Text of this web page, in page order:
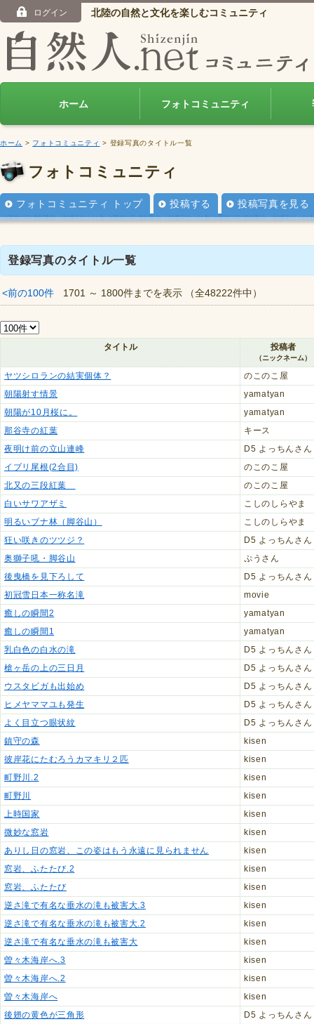
ログイン 北陸の自然と文化を楽しむコミュニティ
ホーム フォトコミュニティ
ホーム > フォトコミュニティ > 登録写真のタイトル一覧
フォトコミュニティ
フォトコミュニティ トップ 投稿する 投稿写真を見る
登録写真のタイトル一覧
<前の100件 1701 ～ 1800件までを表示 （全48222件中）
タイトル 投稿者
（ニックネーム）
ヤツシロランの結実個体？
のこのこ屋
朝陽射す情景
yamatyan
朝陽が10月桜に。
yamatyan
那谷寺の紅葉
キース
夜明け前の立山連峰
D5 よっちんさん
イブリ尾根(2合目)
のこのこ屋
北又の三段紅葉
のこのこ屋
白いサワアザミ
こしのしらやま
明るいブナ林（脚谷山）
こしのしらやま
狂い咲きのツツジ？
D5 よっちんさん
奥獅子吼・脚谷山
ぷうさん
後曳橋を見下ろして
D5 よっちんさん
初冠雪日本一称名滝
movie
癒しの瞬間2
yamatyan
癒しの瞬間1
yamatyan
乳白色の白水の滝
D5 よっちんさん
槍ヶ岳の上の三日月
D5 よっちんさん
ウスタビガも出始め
D5 よっちんさん
ヒメヤママユも発生
D5 よっちんさん
よく目立つ眼状紋
D5 よっちんさん
鎮守の森
kisen
彼岸花にたむろうカマキリ２匹
kisen
町野川.2
kisen
町野川
kisen
上時国家
kisen
微妙な窓岩
kisen
ありし日の窓岩、この姿はもう永遠に見られません
kisen
窓岩、ふたたび.2
kisen
窓岩、ふたたび
kisen
逆さ滝で有名な垂水の滝も被害大.3
kisen
逆さ滝で有名な垂水の滝も被害大.2
kisen
逆さ滝で有名な垂水の滝も被害大
kisen
曽々木海岸へ.3
kisen
曽々木海岸へ.2
kisen
曽々木海岸へ
kisen
後翅の黄色が三角形
D5 よっちんさん